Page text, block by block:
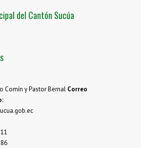
del Cantón Sucúa
Comín y Pastor Bernal Correo